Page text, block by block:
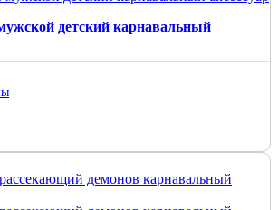
детский карнавальный